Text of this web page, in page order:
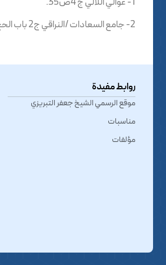
2- جامع السعادات /النراقي ج2 باب الحج .
روابط مفيدة
موقع الرسمي الشیخ جعفر التبريزي
مناسبات
مؤلفات